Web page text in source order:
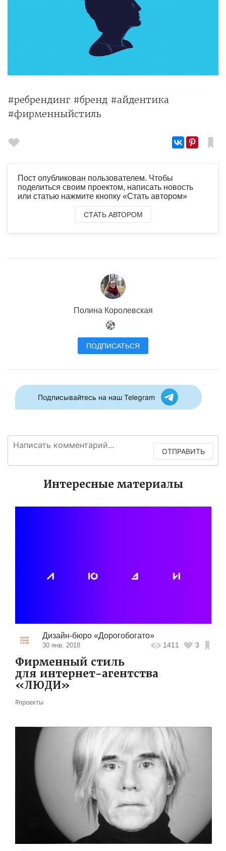
#ребрендинг #бренд #айдентика
#фирменныйстиль
Пост опубликован пользователем. Чтобы
поделиться своим проектом, написать новость
или статью нажмите кнопку «Стать автором»
СТАТЬ АВТОРОМ
Полина Королевская
ПОДПИСАТЬСЯ
Подписывайтесь на наш Telegram
ОТПРАВИТЬ
Интересные материалы
Дизайн-бюро «Дорогобогато»
30 янв. 2018 1411 3
Фирменный стиль
для интернет-агентства
«ЛЮДИ»
#проекты